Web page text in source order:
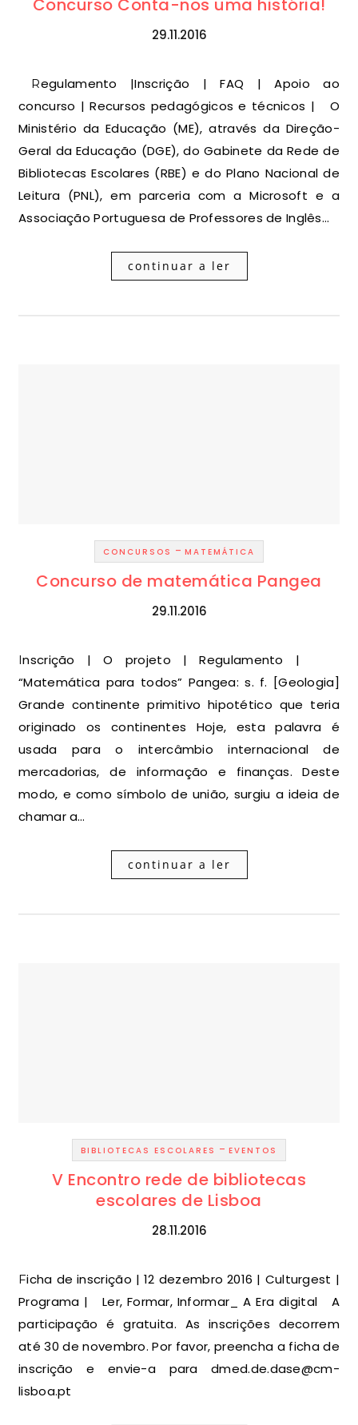
Concurso Conta-nos uma história!
29.11.2016
Regulamento |Inscrição | FAQ | Apoio ao
concurso | Recursos pedagógicos e técnicos | O
Ministério da Educação (ME), através da Direção-
Geral da Educação (DGE), do Gabinete da Rede de
Bibliotecas Escolares (RBE) e do Plano Nacional de
Leitura (PNL), em parceria com a Microsoft e a
Associação Portuguesa de Professores de Inglês…
continuar a ler
CONCURSOS - MATEMÁTICA
Concurso de matemática Pangea
29.11.2016
Inscrição | O projeto | Regulamento |
“Matemática para todos” Pangea: s. f. [Geologia]
Grande continente primitivo hipotético que teria
originado os continentes Hoje, esta palavra é
usada para o intercâmbio internacional de
mercadorias, de informação e finanças. Deste
modo, e como símbolo de união, surgiu a ideia de
chamar a…
continuar a ler
BIBLIOTECAS ESCOLARES - EVENTOS
V Encontro rede de bibliotecas
escolares de Lisboa
28.11.2016
Ficha de inscrição | 12 dezembro 2016 | Culturgest |
Programa | Ler, Formar, Informar_ A Era digital A
participação é gratuita. As inscrições decorrem
até 30 de novembro. Por favor, preencha a ficha de
inscrição e envie-a para dmed.de.dase@cm-
lisboa.pt